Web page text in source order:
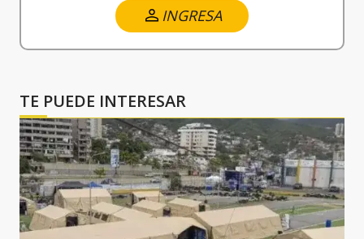
INGRESA
TE PUEDE INTERESAR